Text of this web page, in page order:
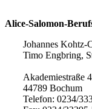
Alice-Salomon-
Johannes Kohtz-
Timo Engbring,
Akademiestraße
44789 Bochum
Telefon: 0234/